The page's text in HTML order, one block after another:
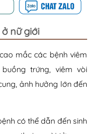
nữ giới
mắc các bệnh viêm
trứng, viêm vòi
ảnh hưởng lớn đến
có thể dẫn đến sinh